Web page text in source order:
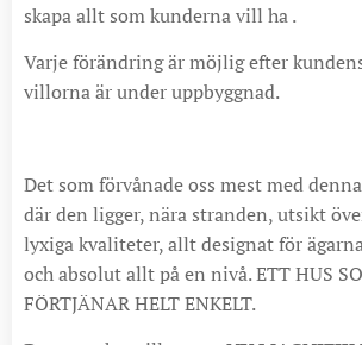
skapa allt som kunderna vill ha .
Varje förändring är möjlig efter
villorna är under uppbyggnad.
Det som förvånade oss mest med
där den ligger, nära stranden, utsikt
lyxiga kvaliteter, allt designat för
och absolut allt på en nivå. ETT HUS
FÖRTJÄNAR HELT ENKELT.